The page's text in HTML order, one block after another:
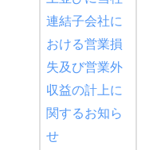
連結子会社に
おける営業損
失及び営業外
収益の計上に
関するお知ら
せ